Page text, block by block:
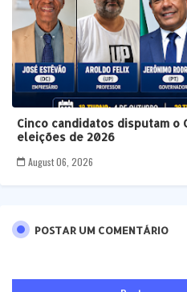
Cinco candidatos disputam o
eleições de 2026
August 06, 2026
POSTAR UM COMENTÁRIO